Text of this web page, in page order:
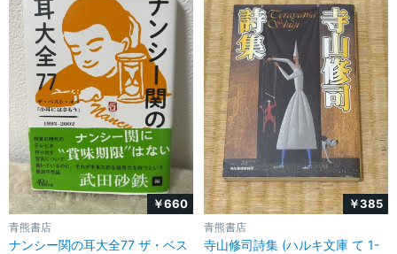
￥660
青熊書店
ナンシー関の耳大全77 ザ・ベス
￥385
青熊書店
寺山修司詩集 (ハルキ文庫 て 1-